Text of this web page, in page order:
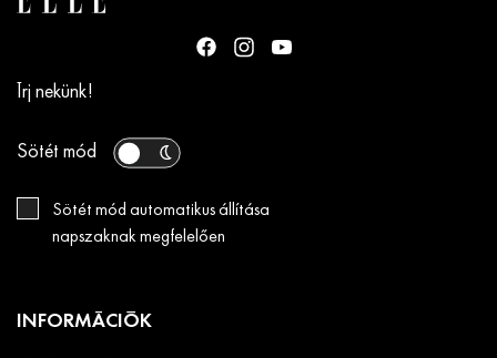
Írj nekünk!
Sötét mód
Sötét mód automatikus állítása
napszaknak megfelelően
INFORMÁCIÓK